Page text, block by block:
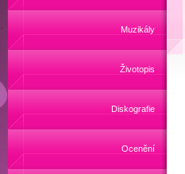
Muzikály
Životopis
Diskografie
Ocenění